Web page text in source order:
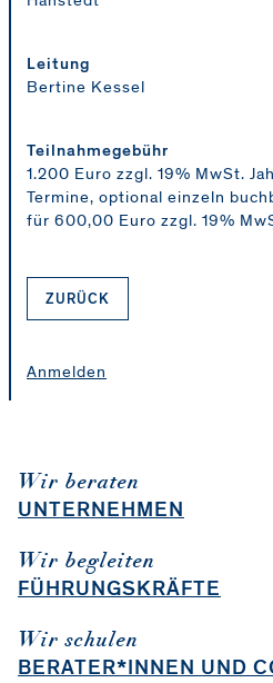
Leitung
Bertine Kessel
Teilnahmegebühr
1.200 Euro zzgl. 19% MwSt.
Termine, optional einzeln
für 600,00 Euro zzgl. 19%
ZURÜCK
Anmelden
Wir beraten
UNTERNEHMEN
Wir begleiten
FÜHRUNGSKRÄFTE
Wir schulen
BERATER*INNEN UND